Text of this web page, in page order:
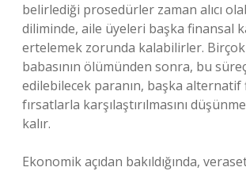
belirlediği prosedürler zaman alıcı
diliminde, aile üyeleri başka finansal
ertelemek zorunda kalabilirler.
babasının ölümünden sonra, bu
edilebilecek paranın, başka alternatif
fırsatlarla karşılaştırılmasını
kalır.
Ekonomik açıdan bakıldığında,